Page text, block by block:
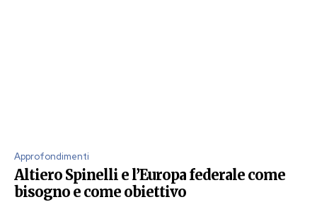
Approfondimenti
Altiero Spinelli e l’Europa federale come
bisogno e come obiettivo